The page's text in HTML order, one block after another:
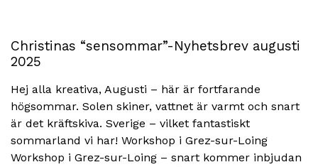
Christinas “sensommar”-Nyhetsbrev augusti
2025
Hej alla kreativa, Augusti – här är fortfarande
högsommar. Solen skiner, vattnet är varmt och snart
är det kräftskiva. Sverige – vilket fantastiskt
sommarland vi har! Workshop i Grez-sur-Loing
Workshop i Grez-sur-Loing – snart kommer inbjudan